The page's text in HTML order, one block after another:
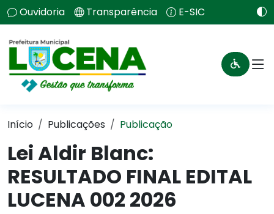
Ouvidoria Transparência E-SIC
Início Publicações Publicação
Lei Aldir Blanc:
RESULTADO FINAL EDITAL
LUCENA 002 2026